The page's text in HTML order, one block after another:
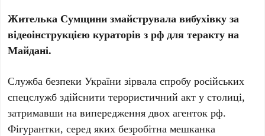
Жителька Сумщини змайструвала вибухівку за
відеоінструкцією кураторів з рф для теракту на
Майдані.
Служба безпеки України зірвала спробу російських
спецслужб здійснити терористичний акт у столиці,
затримавши на випередження двох агенток рф.
Фігурантки, серед яких безробітна мешканка